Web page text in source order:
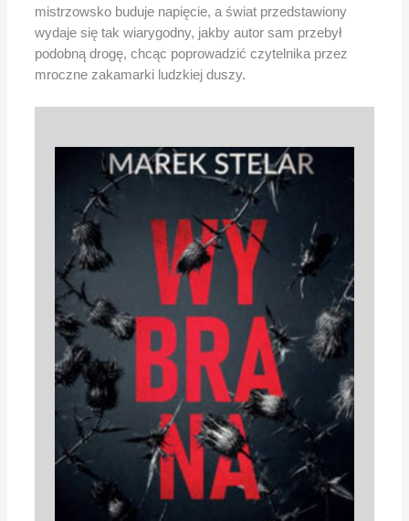
mistrzowsko buduje napięcie, a świat przedstawiony
wydaje się tak wiarygodny, jakby autor sam przebył
podobną drogę, chcąc poprowadzić czytelnika przez
mroczne zakamarki ludzkiej duszy.